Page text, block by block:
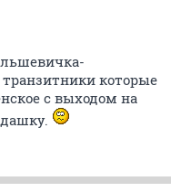
которые
с выходом на